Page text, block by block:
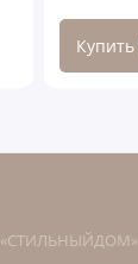
Купить
«СТИЛЬНЫЙДОМ»